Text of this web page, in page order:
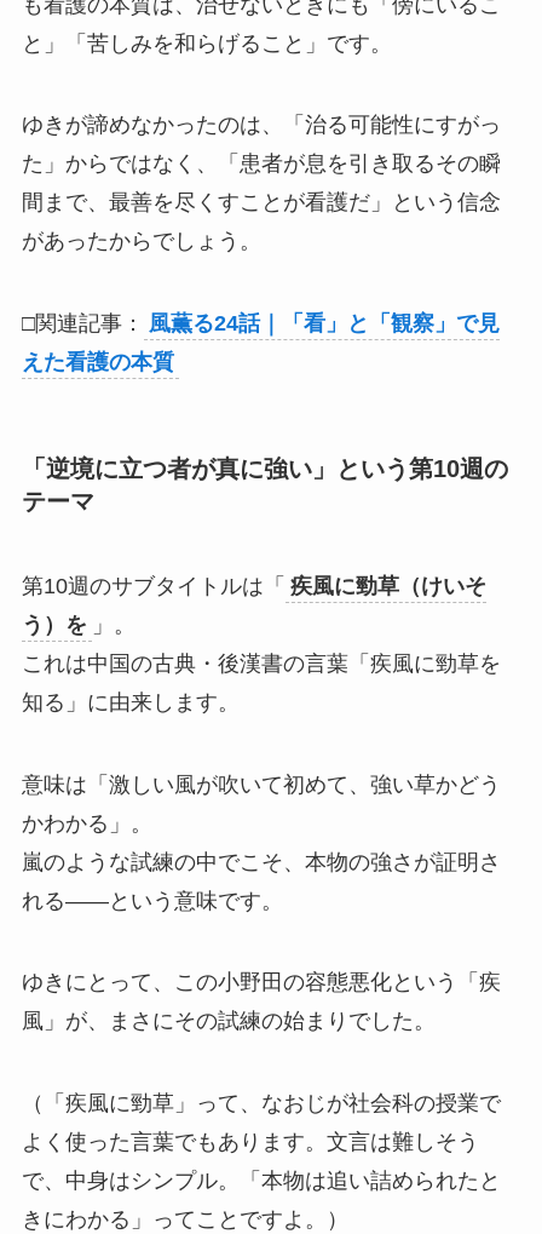
と」「苦しみを和らげること」です。
ゆきが諦めなかったのは、「治る可能性にすがっ
た」からではなく、「患者が息を引き取るその瞬
間まで、最善を尽くすことが看護だ」という信念
があったからでしょう。
□関連記事：
風薫る24話｜「看」と「観察」で見
えた看護の本質
「逆境に立つ者が真に強い」という第10週の
テーマ
第10週のサブタイトルは「 疾風に勁草（けいそ
う）を 」。
これは中国の古典・後漢書の言葉「疾風に勁草を
知る」に由来します。
意味は「激しい風が吹いて初めて、強い草かどう
かわかる」。
嵐のような試練の中でこそ、本物の強さが証明さ
れる——という意味です。
ゆきにとって、この小野田の容態悪化という「疾
風」が、まさにその試練の始まりでした。
（「疾風に勁草」って、なおじが社会科の授業で
よく使った言葉でもあります。文言は難しそう
で、中身はシンプル。「本物は追い詰められたと
きにわかる」ってことですよ。）